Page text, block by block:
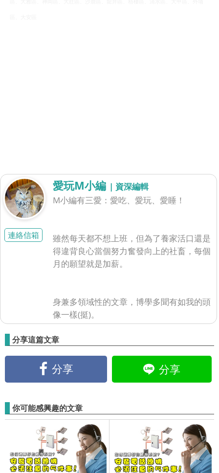
連絡信箱
愛玩M小編 | 資深編輯
M小編有三愛：愛吃、愛玩、愛睡！
雖然每天都不想上班，但為了養家活口還是
得違背良心當個努力奮發向上的社畜，每個
月的願望就是加薪。
身兼多領域性的文章，博學多聞有如我的頭
像一樣(挺)。
分享這篇文章
分享 分享
你可能感興趣的文章